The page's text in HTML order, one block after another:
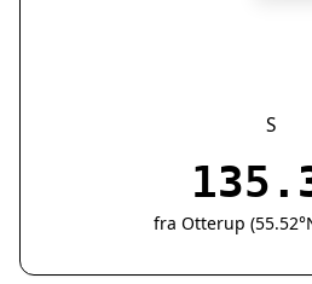
Køge
S
fra Otterup